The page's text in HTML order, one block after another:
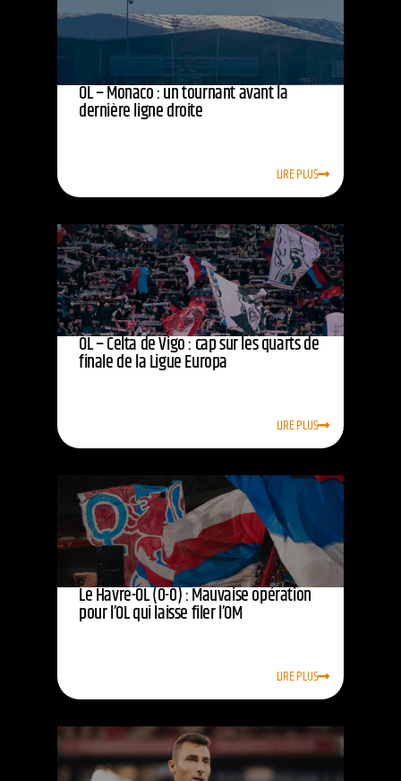
OL – Monaco : un tournant avant la
dernière ligne droite
LIRE PLUS
OL – Celta de Vigo : cap sur les quarts de
finale de la Ligue Europa
LIRE PLUS
Le Havre-OL (0-0) : Mauvaise opération
pour l’OL qui laisse filer l’OM
LIRE PLUS